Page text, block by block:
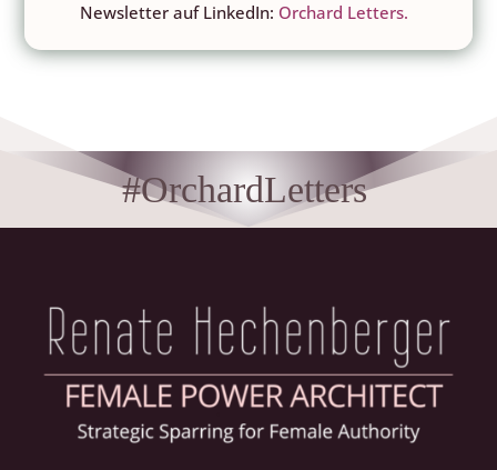
Newsletter auf LinkedIn: Orchard Letters.
#OrchardLetters